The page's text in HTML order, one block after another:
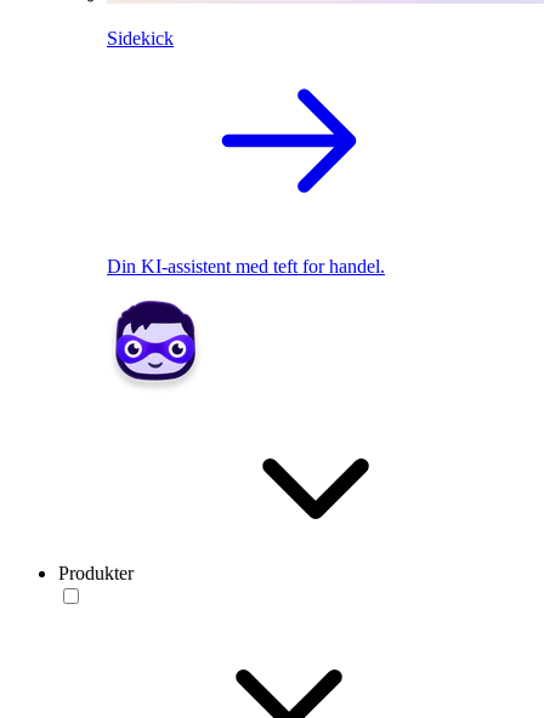
Sidekick
Din KI-assistent med teft for handel.
Produkter